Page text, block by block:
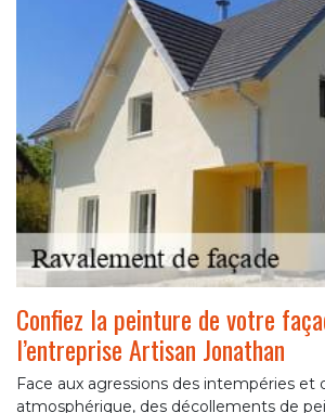
Confiez la peinture de votre
l’entreprise Artisan Jonathan
Face aux agressions des intempéries et
atmosphérique, des décollements de